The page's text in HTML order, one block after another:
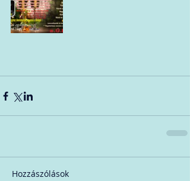
Hozzászólások